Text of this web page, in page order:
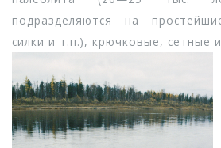
подразделяются на
силки и т.п.), крючковые, сетные